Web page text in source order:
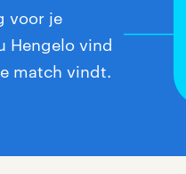
voor je
Hengelo vind
match vindt.